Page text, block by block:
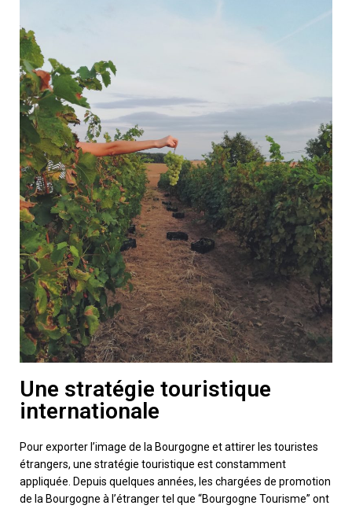
Une stratégie touristique
internationale
Pour exporter l’image de la Bourgogne et attirer les touristes
étrangers, une stratégie touristique est constamment
appliquée. Depuis quelques années, les chargées de promotion
de la Bourgogne à l’étranger tel que “Bourgogne Tourisme” ont